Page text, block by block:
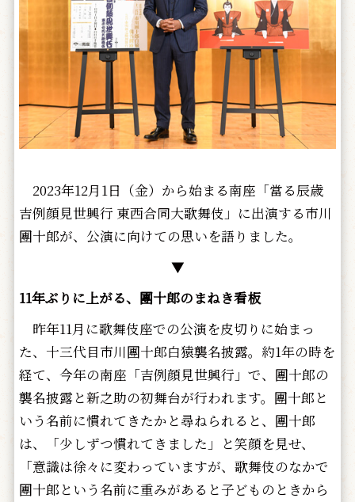
2023年12月1日（金）から始まる南座「當る辰歳
吉例顔見世興行 東西合同大歌舞伎」に出演する市川
團十郎が、公演に向けての思いを語りました。
▼
11年ぶりに上がる、團十郎のまねき看板
昨年11月に歌舞伎座での公演を皮切りに始まっ
た、十三代目市川團十郎白猿襲名披露。約1年の時を
経て、今年の南座「吉例顔見世興行」で、團十郎の
襲名披露と新之助の初舞台が行われます。團十郎と
いう名前に慣れてきたかと尋ねられると、團十郎
は、「少しずつ慣れてきました」と笑顔を見せ、
「意識は徐々に変わっていますが、歌舞伎のなかで
團十郎という名前に重みがあると子どものときから